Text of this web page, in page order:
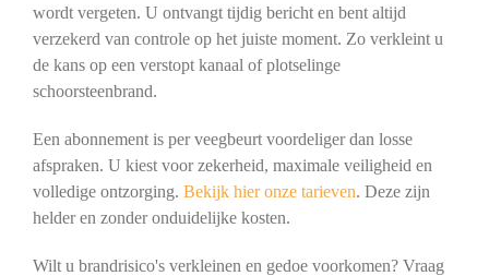
wordt vergeten. U ontvangt tijdig bericht en bent altijd
verzekerd van controle op het juiste moment. Zo verkleint u
de kans op een verstopt kanaal of plotselinge
schoorsteenbrand.
Een abonnement is per veegbeurt voordeliger dan losse
afspraken. U kiest voor zekerheid, maximale veiligheid en
volledige ontzorging. Bekijk hier onze tarieven. Deze zijn
helder en zonder onduidelijke kosten.
Wilt u brandrisico's verkleinen en gedoe voorkomen? Vraag